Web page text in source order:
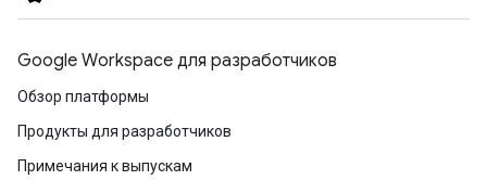
Google Workspace для разработчиков
Обзор платформы
Продукты для разработчиков
Примечания к выпускам